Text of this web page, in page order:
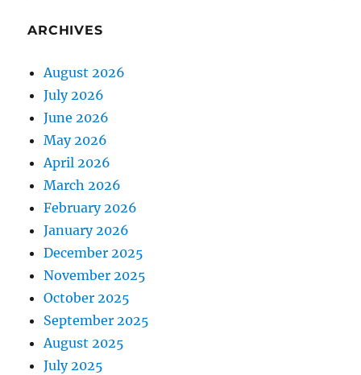
ARCHIVES
August 2026
July 2026
June 2026
May 2026
April 2026
March 2026
February 2026
January 2026
December 2025
November 2025
October 2025
September 2025
August 2025
July 2025